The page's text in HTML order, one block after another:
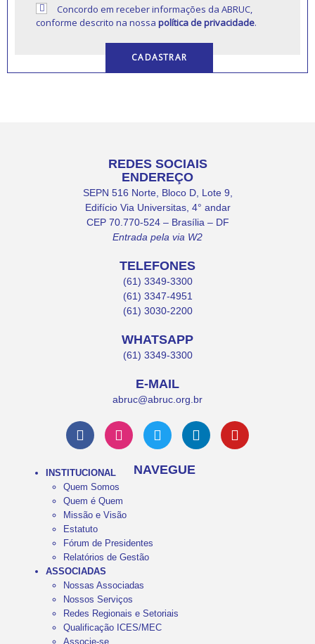
Concordo em receber informações da ABRUC,
conforme descrito na nossapolítica de privacidade.
REDES SOCIAIS
ENDEREÇO
SEPN 516 Norte, Bloco D, Lote 9,
Edifício Via Universitas, 4° andar
CEP 70.770-524 – Brasília – DF
Entrada pela via W2
TELEFONES
(61) 3349-3300
(61) 3347-4951
(61) 3030-2200
WHATSAPP
(61) 3349-3300
E-MAIL
abruc@abruc.org.br
NAVEGUE
INSTITUCIONAL
Quem Somos
Quem é Quem
Missão e Visão
Estatuto
Fórum de Presidentes
Relatórios de Gestão
ASSOCIADAS
Nossas Associadas
Nossos Serviços
Redes Regionais e Setoriais
Qualificação ICES/MEC
Associe-se